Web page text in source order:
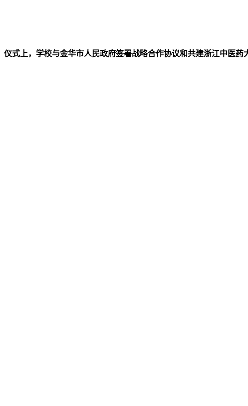
仪式上，学校与金华市人民政府签署战略合作协议和共建浙江中医